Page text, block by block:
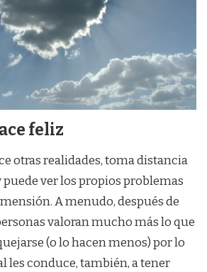
feliz
otras realidades, toma distancia
puede ver los propios problemas
A menudo, después de
valoran mucho más lo que
(o lo hacen menos) por lo
les conduce, también, a tener